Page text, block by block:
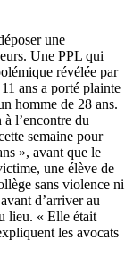
une
Une PPL qui
révélée par
ans a porté plainte
homme de 28 ans.
l’encontre du
semaine pour
», avant que le
une élève de
sans violence ni
d’arriver au
lieu. « Elle était
les avocats